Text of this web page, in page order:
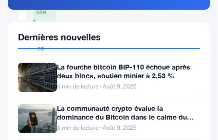
24H
▲
7.11%
7D
11.17%
Partager
:
Dernières nouvelles
La fourche bitcoin BIP-110 échoue après
deux blocs, soutien minier à 2,53 %
5 min de lecture · Août 9, 2026
La communauté crypto évalue la
dominance du Bitcoin dans le calme du
week-end
3 min de lecture · Août 9, 2026